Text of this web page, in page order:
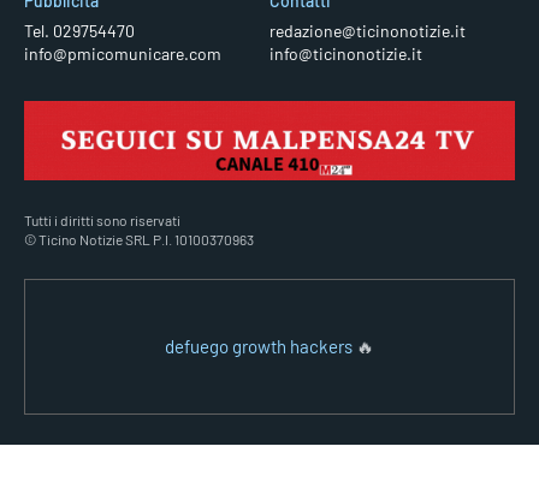
Tel. 029754470
info@pmicomunicare.com
redazione@ticinonotizie.it
info@ticinonotizie.it
Tutti i diritti sono riservati
© Ticino Notizie SRL P.I. 10100370963
defuego growth hackers 🔥